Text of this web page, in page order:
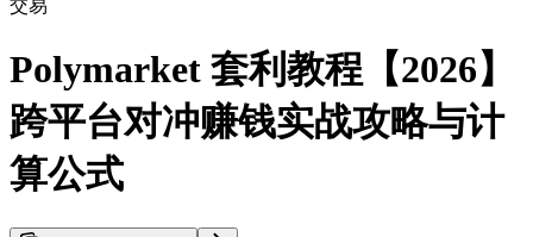
交易
Polymarket 套利教程【2026】
跨平台对冲赚钱实战攻略与计
算公式